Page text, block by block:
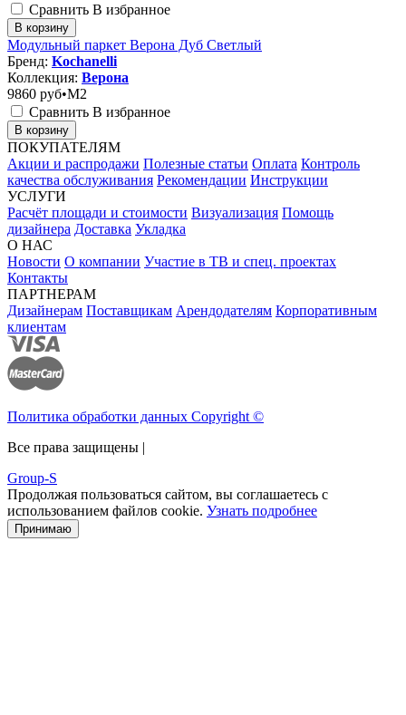
Сравнить В избранное
В корзину
Модульный паркет Верона Дуб Светлый
Бренд: Kochanelli
Коллекция: Верона
9860 руб•M2
Сравнить В избранное
В корзину
ПОКУПАТЕЛЯМ
Акции и распродажи Полезные статьи Оплата Контроль
качества обслуживания Рекомендации Инструкции
УСЛУГИ
Расчёт площади и стоимости Визуализация Помощь
дизайнера Доставка Укладка
О НАС
Новости О компании Участие в ТВ и спец. проектах
Контакты
ПАРТНЕРАМ
Дизайнерам Поставщикам Арендодателям Корпоративным
клиентам
Политика обработки данных Copyright ©
Все права защищены |
Group-S
Продолжая пользоваться сайтом, вы соглашаетесь с
использованием файлов cookie. Узнать подробнее
Принимаю